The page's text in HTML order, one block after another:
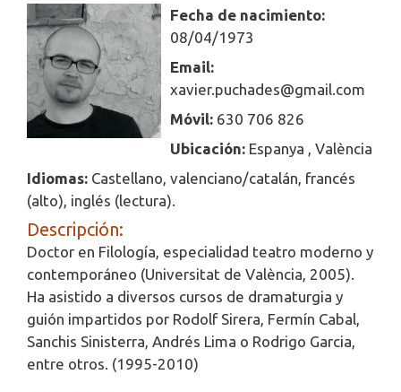
Fecha de nacimiento:
08/04/1973
Email:
xavier.puchades@gmail.com
Móvil: 630 706 826
Ubicación: Espanya , València
Idiomas: Castellano, valenciano/catalán, francés
(alto), inglés (lectura).
Descripción:
Doctor en Filología, especialidad teatro moderno y
contemporáneo (Universitat de València, 2005).
Ha asistido a diversos cursos de dramaturgia y
guión impartidos por Rodolf Sirera, Fermín Cabal,
Sanchis Sinisterra, Andrés Lima o Rodrigo Garcia,
entre otros. (1995-2010)